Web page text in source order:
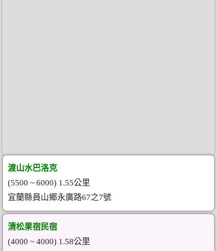
渡山水巴洛克
(5500 ~ 6000) 1.55公里
宜蘭縣員山鄉永廣路67之7號
清松果宿民宿
(4000 ~ 4000) 1.58公里